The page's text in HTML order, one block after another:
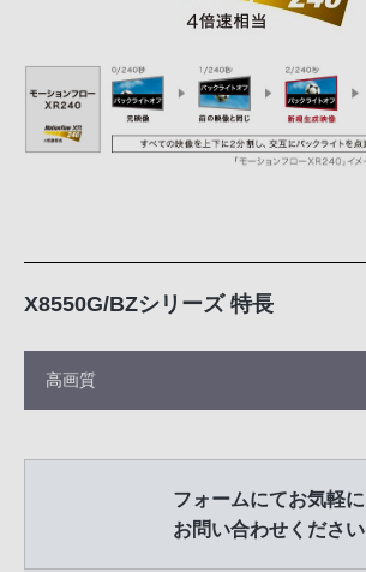
X8550G/BZシリーズ 特長
高画質
フォームにてお気軽に
お問い合わせください